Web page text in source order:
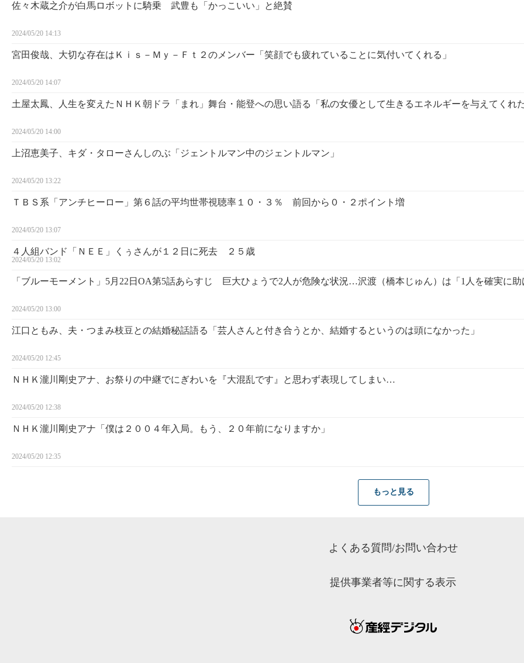
佐々木蔵之介が白馬ロボットに騎乗 武豊も「かっこいい」と絶賛
2024/05/20 14:13
宮田俊哉、大切な存在はＫｉｓ－Ｍｙ－Ｆｔ２のメンバー「笑顔でも疲れていることに気付いてくれる」
2024/05/20 14:07
土屋太鳳、人生を変えたＮＨＫ朝ドラ「まれ」舞台・能登への思い語る「私の女優として生きるエネルギーを与えてくれ
2024/05/20 14:00
上沼恵美子、キダ・タローさんしのぶ「ジェントルマン中のジェントルマン」
2024/05/20 13:22
ＴＢＳ系「アンチヒーロー」第６話の平均世帯視聴率１０・３％ 前回から０・２ポイント増
2024/05/20 13:07
４人組バンド「ＮＥＥ」くぅさんが１２日に死去 ２５歳
2024/05/20 13:02
「ブルーモーメント」5月22日OA第5話あらすじ 巨大ひょうで2人が危険な状況…沢渡（橋本じゅん）は「1人を確実に
2024/05/20 13:00
江口ともみ、夫・つまみ枝豆との結婚秘話語る「芸人さんと付き合うとか、結婚するというのは頭になかった」
2024/05/20 12:45
ＮＨＫ瀧川剛史アナ、お祭りの中継でにぎわいを『大混乱です』と思わず表現してしまい…
2024/05/20 12:38
ＮＨＫ瀧川剛史アナ「僕は２００４年入局。もう、２０年前になりますか」
2024/05/20 12:35
もっと見る
よくある質問/お問い合わせ
提供事業者等に関する表示